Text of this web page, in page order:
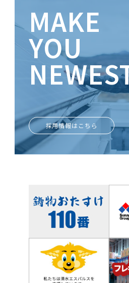
MAKE
YOU
ときめきがあなたを輝かせる
採用情報はこちら